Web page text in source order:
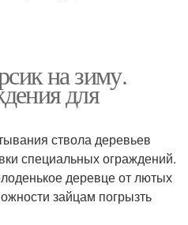
на зиму.
для
ствола деревьев
специальных ограждений.
деревце от лютых
зайцам погрызть